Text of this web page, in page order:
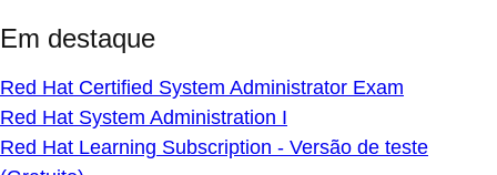
Em destaque
Red Hat Certified System Administrator Exam
Red Hat System Administration I
Red Hat Learning Subscription - Versão de teste